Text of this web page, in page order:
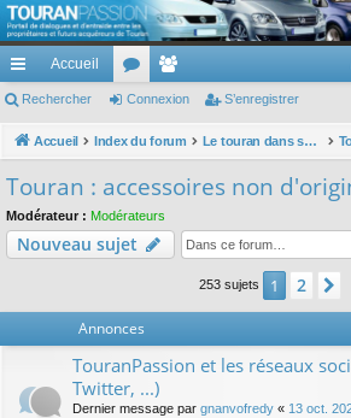
TouranPassion
Le forum des propriétaires ou futurs acquéreurs du
cc
ès
pi
de
Accueil
or
u
e
m
Rechercher Connexion S’enregistrer
Accueil Index du forum Le touran dans ses versions I (V1 V2 V3) et II ...
Touran : accessoires non
Modérateur : Modérateurs
Nouveau sujet
253 sujets 1 2
Annonces
TouranPassion et les réseaux
Twitter, ...)
Dernier message par gnanvofredy « 13 oct.